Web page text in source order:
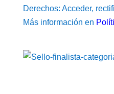
Derechos: Acceder,
Más información en